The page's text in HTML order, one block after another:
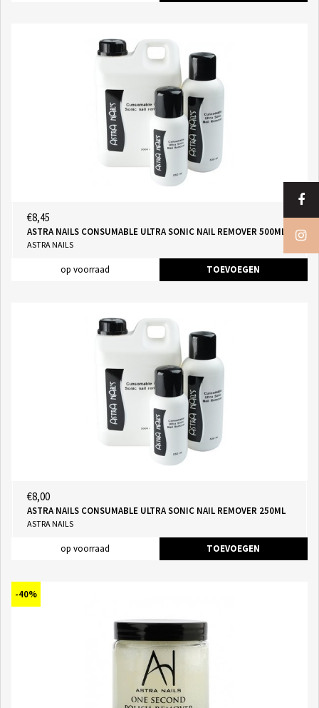
€8,45
ASTRA NAILS CONSUMABLE ULTRA SONIC NAIL REMOVER 500ML
ASTRA NAILS
op voorraad TOEVOEGEN
€8,00
ASTRA NAILS CONSUMABLE ULTRA SONIC NAIL REMOVER 250ML
ASTRA NAILS
op voorraad TOEVOEGEN
-40%